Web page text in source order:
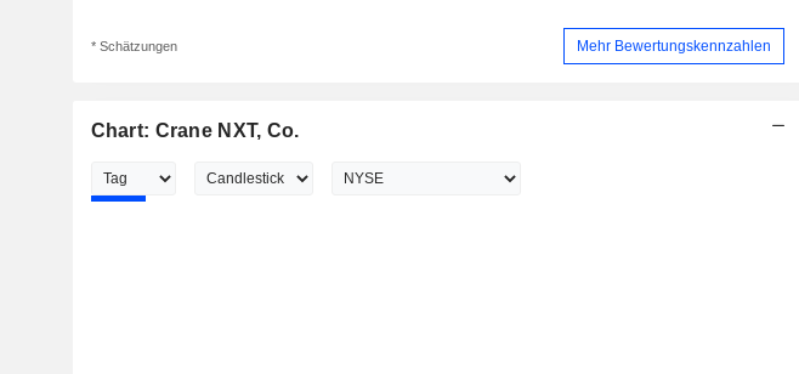
* Schätzungen Mehr Bewertungskennzahlen
Chart: Crane NXT, Co.